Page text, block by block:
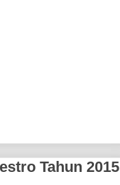
Tahun 2015